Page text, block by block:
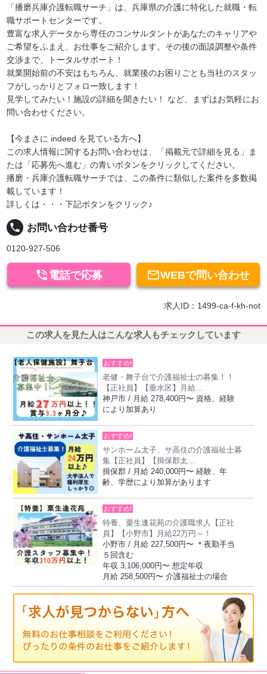
「播磨兵庫介護転職サーチ」は、兵庫県の介護に特化した就職・転
職サポートセンターです。
豊富な求人データから専任のコンサルタントがあなたのキャリアや
ご希望をふまえ、お仕事をご紹介します。その後の面談調整や条件
交渉まで、トータルサポート！
就業開始前の不安はもちろん、就業後のお困りごとも当社のスタッ
フがしっかりとフォロー致します！
見学してみたい！施設の詳細を聞きたい！ など、まずはお気軽にお
問い合わせください。
【今まさに indeed を見ている方へ】
この求人情報に関するお問い合わせは、「掲載元で詳細を見る」ま
たは「応募先へ進む」の青いボタンをクリックしてください。
播磨・兵庫介護転職サーチでは、この条件に類似した案件を多数掲
載しています！
詳しくは・・・下記ボタンをクリック♪
local_phone お問い合わせ番号
0120-927-506
WEBで問い合わせ
 電話で応募
求人ID：1499-ca-f-kh-not
この求人を見た人はこんな求人もチェックしています
おすすめ!
老健・舞子台で介護福祉士の募集！！
【正社員】【垂水区】月給...
神戸市 / 月給 278,400円〜 資格、経験
により加算あり
おすすめ!
サンホーム太子、サ高住の介護福祉士募
集【正社員】【揖保郡太...
揖保郡 / 月給 240,000円〜 経験、年
齢、学歴により加算があります
おすすめ!
特養、粟生逢花苑の介護職求人【正社
員】【小野市】月給22万円～！
小野市 / 月給 227,500円〜 ＊夜勤手当
５回含む
年収 3,106,000円〜 想定年収
月給 258,500円〜 介護福祉士の場合